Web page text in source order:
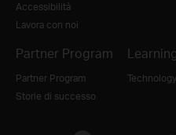
Accessibilità
Lavora con noi
Partner Program
Partner Program
Storie di successo